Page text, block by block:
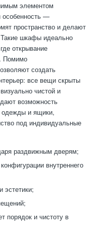
элементом
особенность —
пространство и делают
шкафы идеально
открывание
Помимо
создать
все вещи скрыты
чистой и
возможность
одежды и ящики,
под индивидуальные
раздвижным дверям;
внутреннего
эстетики;
порядок и чистоту в